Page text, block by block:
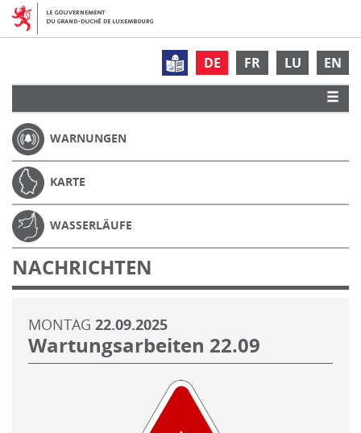
DE FR LU EN
WARNUNGEN
KARTE
WASSERLÄUFE
NACHRICHTEN
MONTAG 22.09.2025
Wartungsarbeiten 22.09